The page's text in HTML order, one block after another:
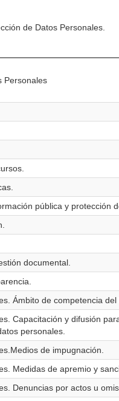
de Datos Personales.
Personales
pública y protección
documental.
Ámbito de competencia del
Capacitación y difusión
personales.
de impugnación.
Medidas de apremio y
Denuncias por actos u